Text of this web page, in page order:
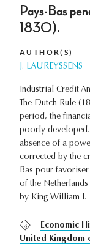
Pays-Bas
1830).
AUTHOR(S)
J. LAUREYSSENS
Industrial Credit
The Dutch Rule
period, the
poorly developed.
absence of a
corrected by the
Bas pour
of the
by King William I.
Economic
United Kingdom